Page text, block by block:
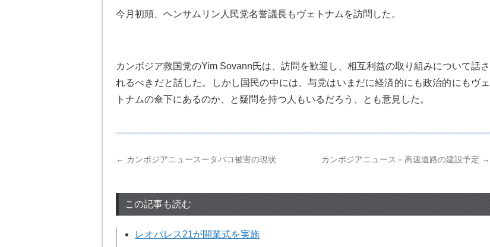
今月初頭、ヘンサムリン人民党名誉議長もヴェトナムを訪問した。
カンボジア救国党のYim Sovann氏は、訪問を歓迎し、相互利益の取り組みについて話さ
れるべきだと話した。しかし国民の中には、与党はいまだに経済的にも政治的にもヴェ
トナムの傘下にあるのか、と疑問を持つ人もいるだろう、とも意見した。
← カンボジアニュースータバコ被害の現状 カンボジアニュース－高速道路の建設予定 →
この記事も読む
レオパレス21が開業式を実施